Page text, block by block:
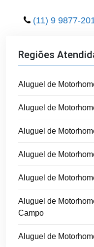
Regiões
Aluguel de
Aluguel de
Aluguel de
Aluguel de
Aluguel de
Aluguel de
Campo
Aluguel de
(11) 9 9877-